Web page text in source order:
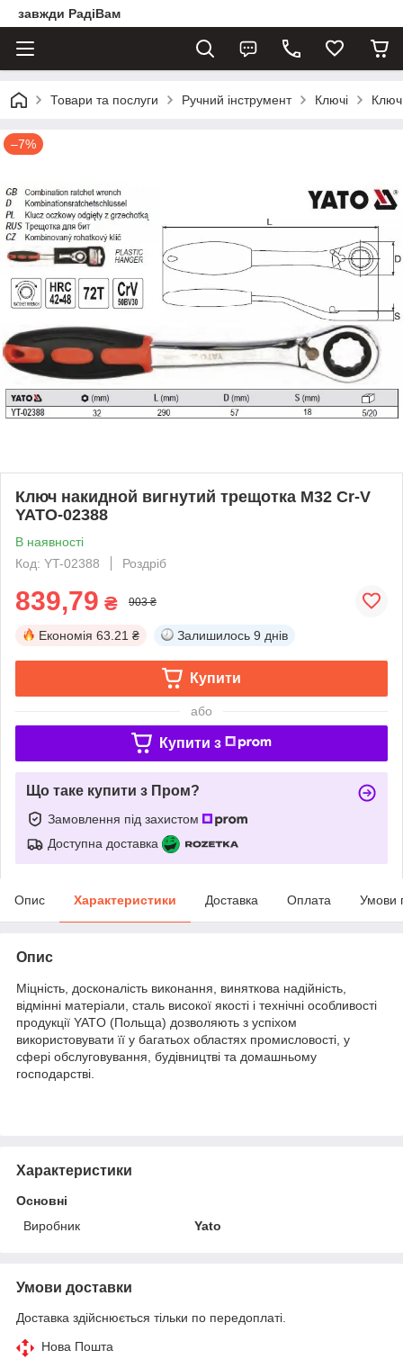
завжди РадіВам
Товари та послуги Ручний інструмент Ключі
–7%
Ключ накидной вигнутий трещотка М32 Cr-V
YATO-02388
В наявності
Код: YT-02388
Роздріб
839,79 ₴ 903 ₴
Економія 63.21 ₴ Залишилось 9 днів
Купити
або
Купити з
Що таке купити з Пром?
Замовлення під захистом
Доступна доставка
Опис Характеристики Доставка Оплата Умови
Опис
Міцність, досконалість виконання, виняткова надійність,
відмінні матеріали, сталь високої якості і технічні особливості
продукції YATO (Польща) дозволяють з успіхом
використовувати її у багатьох областях промисловості, у
сфері обслуговування, будівництві та домашньому
господарстві.
Характеристики
Основні
Виробник
Yato
Умови доставки
Доставка здійснюється тільки по передоплаті.
Нова Пошта